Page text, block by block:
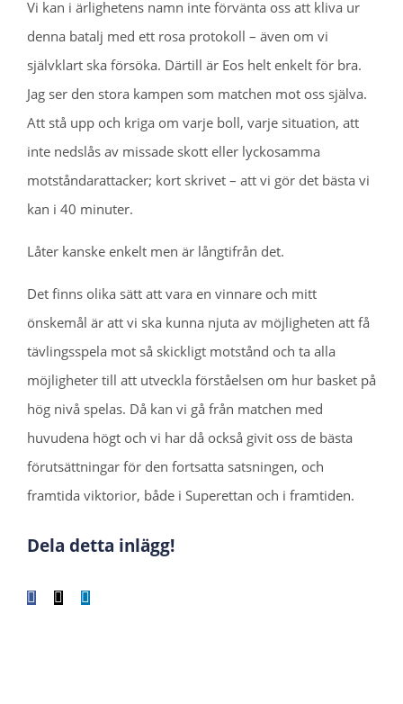
Vi kan i ärlighetens namn inte förvänta oss att kliva ur
denna batalj med ett rosa protokoll – även om vi
självklart ska försöka. Därtill är Eos helt enkelt för bra.
Jag ser den stora kampen som matchen mot oss själva.
Att stå upp och kriga om varje boll, varje situation, att
inte nedslås av missade skott eller lyckosamma
motståndarattacker; kort skrivet – att vi gör det bästa vi
kan i 40 minuter.
Låter kanske enkelt men är långtifrån det.
Det finns olika sätt att vara en vinnare och mitt
önskemål är att vi ska kunna njuta av möjligheten att få
tävlingsspela mot så skickligt motstånd och ta alla
möjligheter till att utveckla förståelsen om hur basket på
hög nivå spelas. Då kan vi gå från matchen med
huvudena högt och vi har då också givit oss de bästa
förutsättningar för den fortsatta satsningen, och
framtida viktorior, både i Superettan och i framtiden.
Dela detta inlägg!
Facebook